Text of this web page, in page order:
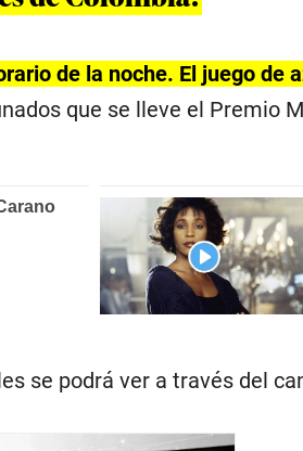
de la noche. El juego de
que se lleve el Premio
se podrá ver a través del